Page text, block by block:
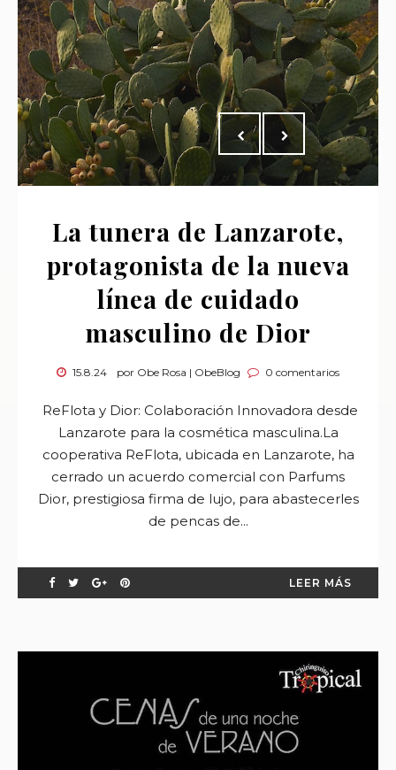
La tunera de Lanzarote,
protagonista de la nueva
línea de cuidado
masculino de Dior
15.8.24 por Obe Rosa | ObeBlog 0 comentarios
ReFlota y Dior: Colaboración Innovadora desde
Lanzarote para la cosmética masculina.La
cooperativa ReFlota, ubicada en Lanzarote, ha
cerrado un acuerdo comercial con Parfums
Dior, prestigiosa firma de lujo, para abastecerles
de pencas de...
LEER MÁS